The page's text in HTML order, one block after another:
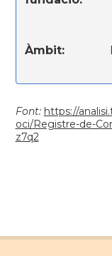
Àmbit:
Font: https://
oci/Registre-de-
z7q2